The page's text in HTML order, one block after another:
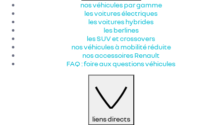
nos véhicules par gamme
les voitures électriques
les voitures hybrides
les berlines
les SUV et crossovers
nos véhicules à mobilité réduite
nos accessoires Renault​
FAQ : foire aux questions véhicules
liens directs